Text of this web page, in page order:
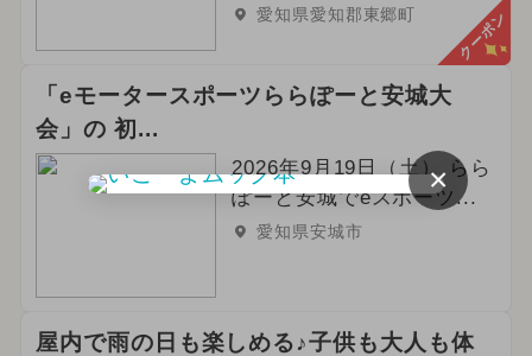
2023年12月のイベント
2024年6月のイベント
2024年1月のイベント
愛知県愛知郡東郷町 クーポン
「eモータースポーツららぽーと安城大
会」の 初...
2026年9月19日（土） らら
ぽーと安城でeスポーツ...
愛知県安城市
屋内で雨の日も楽しめる♪子供も大人も体
×